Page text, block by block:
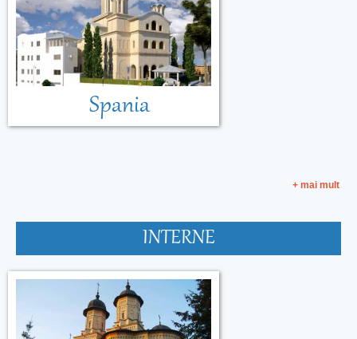
Spania
Malta
Muntenegru
+ mai mult
INTERNE